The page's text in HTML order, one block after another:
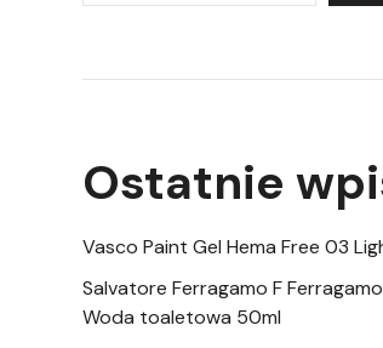
Ostatnie
Vasco Paint Gel Hema Free 03
Salvatore Ferragamo F
Woda toaletowa 50ml